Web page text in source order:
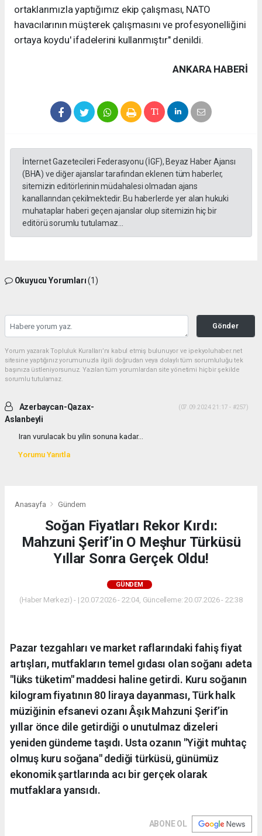
ortaklarımızla yaptığımız ekip çalışması, NATO
havacılarının müşterek çalışmasını ve profesyonelliğini
ortaya koydu' ifadelerini kullanmıştır" denildi.
ANKARA HABERİ
İnternet Gazetecileri Federasyonu (İGF), Beyaz Haber Ajansı
(BHA) ve diğer ajanslar tarafından eklenen tüm haberler,
sitemizin editörlerinin müdahalesi olmadan ajans
kanallarından çekilmektedir. Bu haberlerde yer alan hukuki
muhataplar haberi geçen ajanslar olup sitemizin hiç bir
editörü sorumlu tutulamaz...
Okuyucu Yorumları(1)
Gönder
Yorum yazarak Topluluk Kuralları’nı kabul etmiş bulunuyor ve ipekyoluhaber.net
sitesine yaptığınız yorumunuzla ilgili doğrudan veya dolaylı tüm sorumluluğu tek
başınıza üstleniyorsunuz. Yazılan tüm yorumlardan site yönetimi hiçbir şekilde
sorumlu tutulamaz.
Azerbaycan-Qazax-
Aslanbeyli
(07.09.2024 21:17 - #257)
Iran vurulacak bu yilin sonuna kadar...
Yorumu Yanıtla
Anasayfa Gündem
Soğan Fiyatları Rekor Kırdı:
Mahzuni Şerif’in O Meşhur Türküsü
Yıllar Sonra Gerçek Oldu!
GÜNDEM
(Haber Merkezi) - | 20.07.2026 - 22:04, Güncelleme: 20.07.2026 - 22:38
Pazar tezgahları ve market raflarındaki fahiş fiyat
artışları, mutfakların temel gıdası olan soğanı adeta
"lüks tüketim" maddesi haline getirdi. Kuru soğanın
kilogram fiyatının 80 liraya dayanması, Türk halk
müziğinin efsanevi ozanı Âşık Mahzuni Şerif’in
yıllar önce dile getirdiği o unutulmaz dizeleri
yeniden gündeme taşıdı. Usta ozanın "Yiğit muhtaç
olmuş kuru soğana" dediği türküsü, günümüz
ekonomik şartlarında acı bir gerçek olarak
mutfaklara yansıdı.
ABONE OL